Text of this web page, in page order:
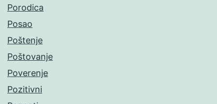
Porodica
Posao
Poštenje
Poštovanje
Poverenje
Pozitivni